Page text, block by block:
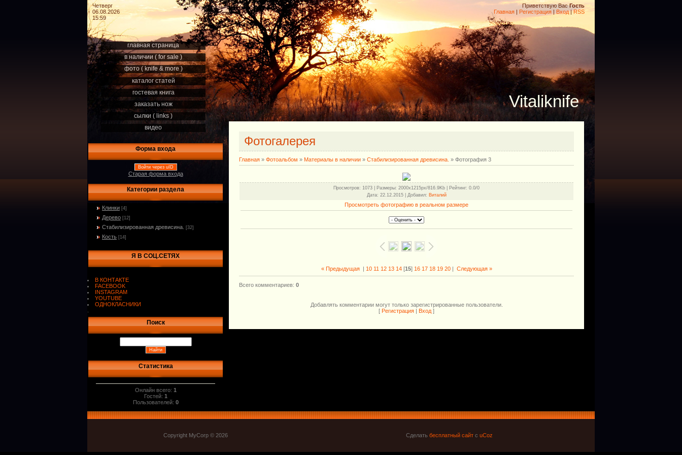
Четверг
06.08.2026
15:59
Приветствую Вас Гость
Главная | Регистрация | Вход|RSS
главная страница
в наличии ( for sale )
фото ( knife & more )
каталог статей
гостевая книга
заказать нож
сылки ( links )
видео
Форма входа
Войти через uID
Старая форма входа
Категории раздела
Клинки [4]
Дерево [12]
Стабилизированная древисина. [32]
Кость [14]
Я В СОЦ.СЕТЯХ
В КОНТАКТЕ
FACEBOOK
INSTAGRAM
YOUTUBE
ОДНОКЛАСНИКИ
Поиск
Статистика
Онлайн всего: 1
Гостей: 1
Пользователей: 0
Vitaliknife
Фотогалерея
Главная » Фотоальбом » Материалы в наличии » Стабилизированная древисина. » Фотография 3
Просмотров: 1073 | Размеры: 2000x1215px/816.9Kb | Рейтинг: 0.0/0
Дата: 22.12.2015 | Добавил: Виталий
Просмотреть фотографию в реальном размере
« Предыдущая| 10 11 12 13 14[15] 16 17 18 19 20| Следующая »
Всего комментариев: 0
Добавлять комментарии могут только зарегистрированные пользователи.
[ Регистрация Вход ]
Copyright MyCorp © 2026 Сделать бесплатный сайт с uCoz